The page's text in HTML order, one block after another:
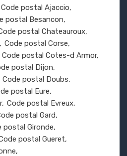
Code postal Ajaccio
postal Besancon
postal Chateauroux
Code postal Corse
Code postal Cotes-d Armor
postal Dijon
Code postal Doubs
postal Eure
Code postal Evreux
postal Gard
postal Gironde
postal Gueret